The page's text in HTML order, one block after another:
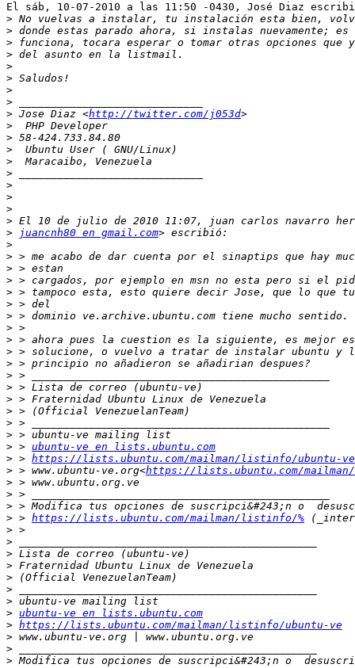
El sáb, 10-07-2010 a las 11:50 -0430, José Diaz
>
>
>
>
>
>
>
>
> Jose Diaz <http://twitter.com/j053d
>
>
>
>
>
>
>
>
>
>
juancnh80 en gmail.com
>
>
>
>
>
>
>
>
>
>
>
>
>
>
>
>
>
> > ubuntu-ve en lists.ubuntu.com
> > https://lists.ubuntu.com/mailman/listinfo/ubuntu-ve
> > www.ubuntu-ve.org<https://lists.ubuntu.com/mailman/
>
>
>
> > https://lists.ubuntu.com/mailman/listinfo/%
>
>
>
>
>
>
>
> ubuntu-ve en lists.ubuntu.com
> https://lists.ubuntu.com/mailman/listinfo/ubuntu-ve
>
>
> Modifica tus opciones de suscripci&#243;n o